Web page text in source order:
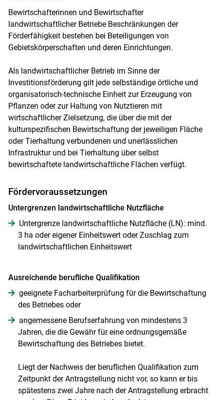
Bewirtschafterinnen und Bewirtschafter
landwirtschaftlicher Betriebe Beschränkungen der
Förderfähigkeit bestehen bei Beteiligungen von
Gebietskörperschaften und deren Einrichtungen.
Als landwirtschaftlicher Betrieb im Sinne der
Investitionsförderung gilt jede selbständige örtliche und
organisatorisch-technische Einheit zur Erzeugung von
Pflanzen oder zur Haltung von Nutztieren mit
wirtschaftlicher Zielsetzung, die über die mit der
kulturspezifischen Bewirtschaftung der jeweiligen Fläche
oder Tierhaltung verbundenen und unerlässlichen
Infrastruktur und bei Tierhaltung über selbst
bewirtschaftete landwirtschaftliche Flächen verfügt.
Fördervoraussetzungen
Untergrenzen landwirtschaftliche Nutzfläche
Untergrenze landwirtschaftliche Nutzfläche (LN): mind.
3 ha oder eigener Einheitswert oder Zuschlag zum
landwirtschaftlichen Einheitswert
Ausreichende berufliche Qualifikation
geeignete Facharbeiterprüfung für die Bewirtschaftung
des Betriebes oder
angemessene Berufserfahrung von mindestens 3
Jahren, die die Gewähr für eine ordnungsgemäße
Bewirtschaftung des Betriebes bietet.
Liegt der Nachweis der beruflichen Qualifikation zum
Zeitpunkt der Antragstellung nicht vor, so kann er bis
spätestens zwei Jahre nach der Antragstellung erbracht